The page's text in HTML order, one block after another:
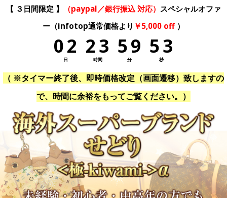
【 ３ 日間限定 】 （paypal／銀行振込 対応） スペシャルオファ
ー（infotop通常価格より ￥5,000 off）
日
02
時間
23
分
59
秒
52
（ ※タイマー終了後、即時価格改定（画面遷移）致しますの
で、時間に余裕をもってご覧ください。）